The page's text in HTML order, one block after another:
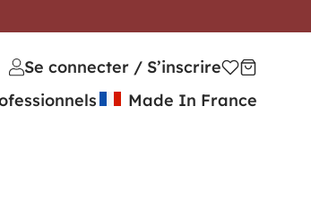
Se connecter / S’inscrire
Made In France